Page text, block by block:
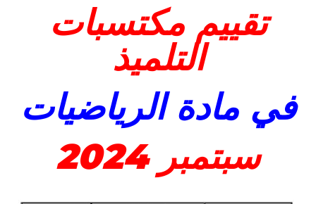
تقييم مكتسبات
التلميذ
في مادة الرياضيات
سبتمبر 2024